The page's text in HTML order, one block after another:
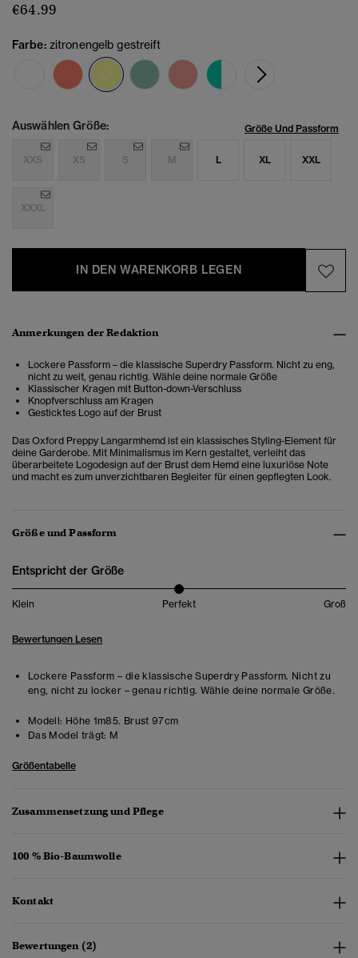
€64.99
Farbe: zitronengelb gestreift
Ausgewählt
Auswählen Größe: Größe Und Passform
XXS XS S M L XL XXL
XXXL
IN DEN WARENKORB LEGEN
Anmerkungen der Redaktion
Lockere Passform – die klassische Superdry Passform. Nicht zu eng,
nicht zu weit, genau richtig. Wähle deine normale Größe
Klassischer Kragen mit Button-down-Verschluss
Knopfverschluss am Kragen
Gesticktes Logo auf der Brust
Das Oxford Preppy Langarmhemd ist ein klassisches Styling-Element für
deine Garderobe. Mit Minimalismus im Kern gestaltet, verleiht das
überarbeitete Logodesign auf der Brust dem Hemd eine luxuriöse Note
und macht es zum unverzichtbaren Begleiter für einen gepflegten Look.
Größe und Passform
Entspricht der Größe
Klein Perfekt Groß
Bewertungen Lesen
Lockere Passform – die klassische Superdry Passform. Nicht zu
eng, nicht zu locker – genau richtig. Wähle deine normale Größe.
Modell: Höhe 1m85. Brust 97cm
Das Model trägt: M
Größentabelle
Zusammensetzung und Pflege
100 % Bio-Baumwolle
Kontakt
Bewertungen (2)